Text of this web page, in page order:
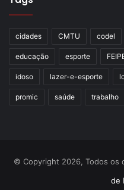
cidades CMTU codel
educação esporte
idoso lazer-e-esporte
promic saúde trabalho
© Copyright 2026, Todos os
de